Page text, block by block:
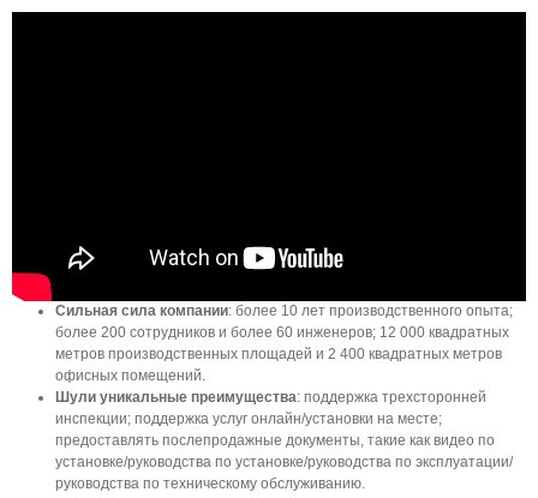
Сильная сила компании: более 10 лет производственного опыта;
более 200 сотрудников и более 60 инженеров; 12 000 квадратных
метров производственных площадей и 2 400 квадратных метров
офисных помещений.
Шули уникальные преимущества: поддержка трехсторонней
инспекции; поддержка услуг онлайн/установки на месте;
предоставлять послепродажные документы, такие как видео по
установке/руководства по установке/руководства по эксплуатации/
руководства по техническому обслуживанию.